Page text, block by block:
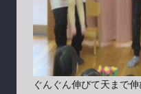
ぐんぐん伸びて天まで伸